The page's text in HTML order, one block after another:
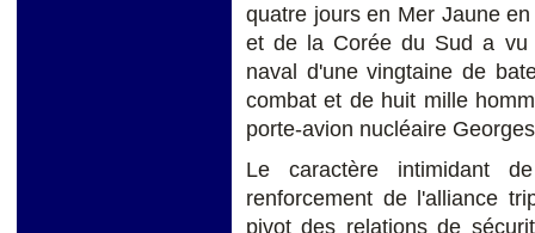
quatre jours en Mer Jaune
et de la Corée du Sud a vu
naval d'une vingtaine de
combat et de huit mille
porte-avion nucléaire
Le caractère intimidant
renforcement de l'alliance
pivot des relations de